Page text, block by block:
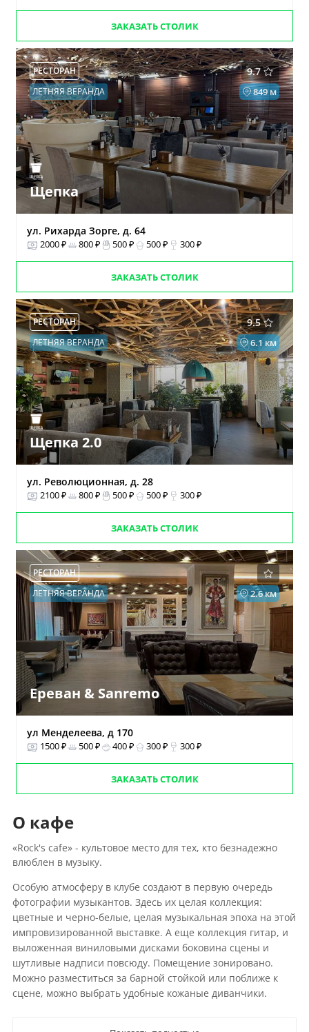
ЗАКАЗАТЬ СТОЛИК
9.7
РЕСТОРАН
849 м
ЛЕТНЯЯ ВЕРАНДА
Щепка
ул. Рихарда Зорге, д. 64
2000 ₽ 800 ₽ 500 ₽ 500 ₽ 300 ₽
ЗАКАЗАТЬ СТОЛИК
9.5
РЕСТОРАН
6.1 км
ЛЕТНЯЯ ВЕРАНДА
Щепка 2.0
ул. Революционная, д. 28
2100 ₽ 800 ₽ 500 ₽ 500 ₽ 300 ₽
ЗАКАЗАТЬ СТОЛИК
РЕСТОРАН
2.6 км
ЛЕТНЯЯ ВЕРАНДА
Ереван & Sanremo
ул Менделеева, д 170
1500 ₽ 500 ₽ 400 ₽ 300 ₽ 300 ₽
ЗАКАЗАТЬ СТОЛИК
О кафе
«Rock's cafe» - культовое место для тех, кто безнадежно
влюблен в музыку.
Особую атмосферу в клубе создают в первую очередь
фотографии музыкантов. Здесь их целая коллекция:
цветные и черно-белые, целая музыкальная эпоха на этой
импровизированной выставке. А еще коллекция гитар, и
выложенная виниловыми дисками боковина сцены и
шутливые надписи повсюду. Помещение зонировано.
Можно разместиться за барной стойкой или поближе к
сцене, можно выбрать удобные кожаные диванчики.